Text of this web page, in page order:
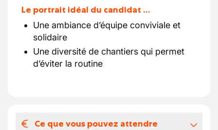
Le portrait idéal du candidat …
Une ambiance d’équipe conviviale et
solidaire
Une diversité de chantiers qui permet
d’éviter la routine
Ce que vous pouvez attendre